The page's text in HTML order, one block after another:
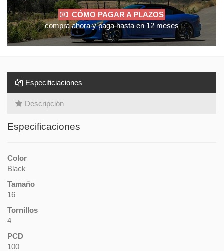
CÓMO PAGAR A PLAZOS
compra ahora y paga hasta en 12 meses
Especificiaciones
Descripción
Especificaciones
Color
Black
Tamaño
16
Tornillos
4
PCD
100